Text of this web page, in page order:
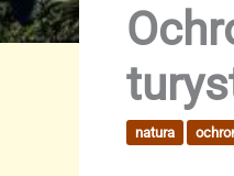
natura